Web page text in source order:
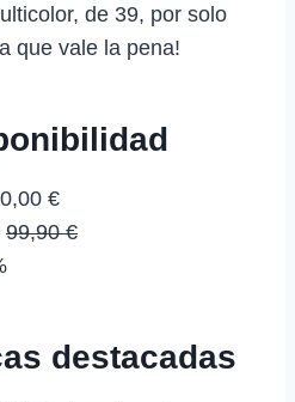
de 39, por solo
que vale la pena!
€
99,90 €
destacadas